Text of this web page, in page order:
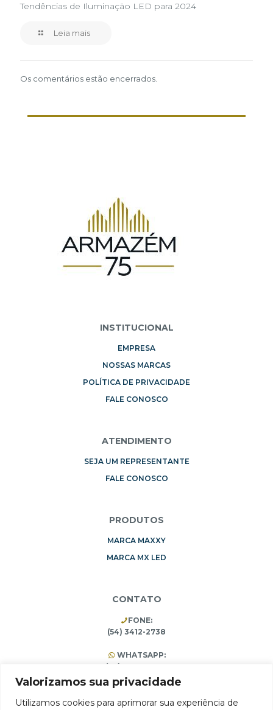
Valorizamos sua privacidade
Utilizamos cookies para aprimorar sua experiência de
Tendências de Iluminação LED para 2024
Leia mais
Os comentários estão encerrados.
INSTITUCIONAL
EMPRESA
NOSSAS MARCAS
POLÍTICA DE PRIVACIDADE
FALE CONOSCO
ATENDIMENTO
SEJA UM REPRESENTANTE
FALE CONOSCO
PRODUTOS
MARCA MAXXY
MARCA MX LED
CONTATO
FONE:
(54) 3412-2738
WHATSAPP:
(54) 99196-3453
(54) 3412-1473